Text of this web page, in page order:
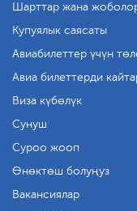
Шарттар жана
Купуялык саясаты
Авиабилеттер үчүн
Авиа билеттерди
Виза күбөлүк
Сунуш
Суроо жооп
Өнөктөш болуңуз
Вакансиялар